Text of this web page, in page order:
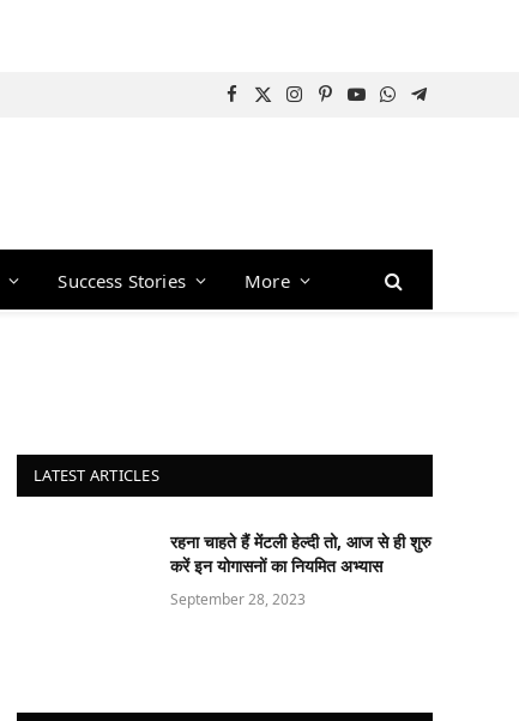
Facebook
X
Instagram
Pinterest
YouTube
WhatsApp
Telegram
Success Stories More
LATEST ARTICLES
रहना चाहते हैं मेंटली हेल्दी तो, आज से ही शुरु
करें इन योगासनों का नियमित अभ्यास
September 28, 2023